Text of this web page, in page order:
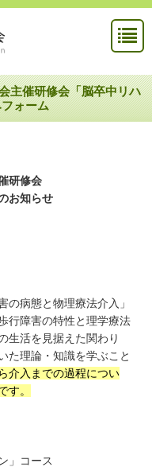
主催研修会「脳卒中リハ
ォーム
研修会
お知らせ
病態と物理療法介入」
行障害の特性と理学療法
生活を見据えた関わり
た理論・知識を学ぶこと
介入までの過程につい
す。
」コース